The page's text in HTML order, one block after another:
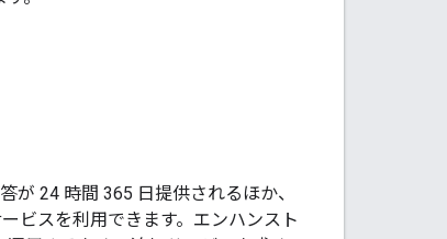
が 24 時間 365 日提供されるほか、
ビスを利用できます。エンハンスト